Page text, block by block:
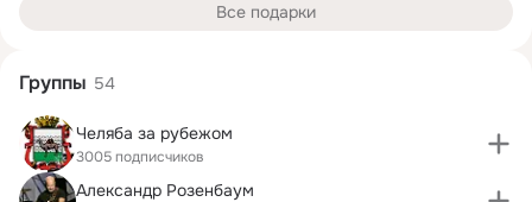
Все подарки
Группы 54
Челяба за рубежом
3005 подписчиков
Александр Розенбаум